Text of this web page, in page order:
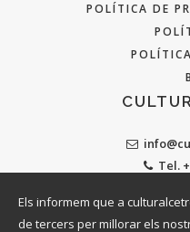
POLÍTICA DE
Tel.
Els informem que a
de tercers per millorar els